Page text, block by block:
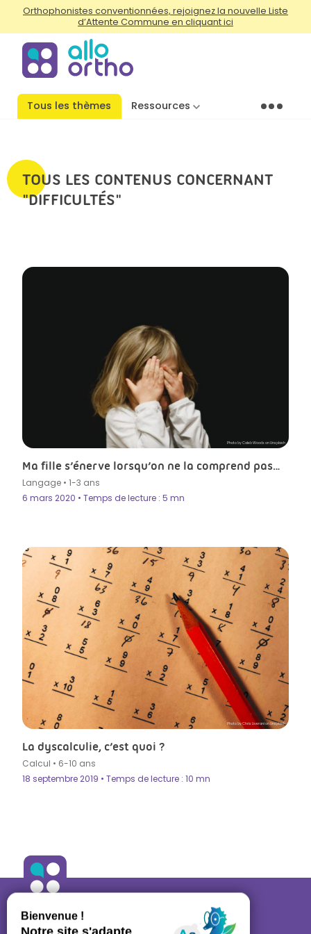
Orthophonistes conventionnées, rejoignez la nouvelle Liste
d’Attente Commune en cliquant ici
Tous les thèmes Ressources Menu
TOUS LES CONTENUS CONCERNANT
"DIFFICULTÉS"
Photo by Caleb Woods on Unsplash
Ma fille s’énerve lorsqu’on ne la comprend pas…
Langage • 1-3 ans
6 mars 2020 • Temps de lecture : 5 mn
Photo by Chris Liverani on Unsplash
La dyscalculie, c’est quoi ?
Calcul • 6-10 ans
18 septembre 2019 • Temps de lecture : 10 mn